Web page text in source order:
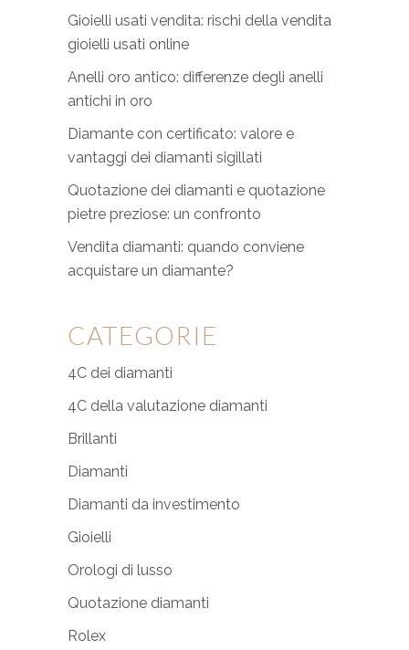
Gioielli usati vendita: rischi della vendita
gioielli usati online
Anelli oro antico: differenze degli anelli
antichi in oro
Diamante con certificato: valore e
vantaggi dei diamanti sigillati
Quotazione dei diamanti e quotazione
pietre preziose: un confronto
Vendita diamanti: quando conviene
acquistare un diamante?
CATEGORIE
4C dei diamanti
4C della valutazione diamanti
Brillanti
Diamanti
Diamanti da investimento
Gioielli
Orologi di lusso
Quotazione diamanti
Rolex